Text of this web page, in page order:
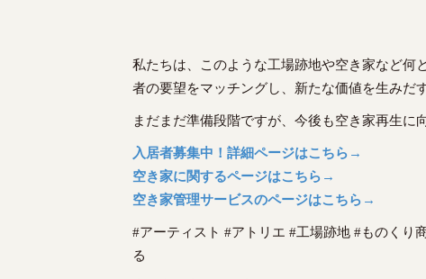
私たちは、このような工場跡地や空き家など何
者の要望をマッチングし、新たな価値を生みだ
まだまだ準備段階ですが、今後も空き家再生に
入居者募集中！詳細ページはこちら→
空き家に関するページはこちら→
空き家管理サービスのページはこちら→
#アーティスト #アトリエ #工場跡地 #ものくり
る